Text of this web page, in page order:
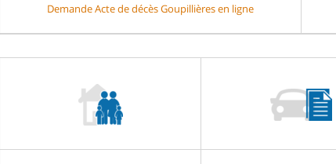
Demande Acte de décès Goupillières en ligne